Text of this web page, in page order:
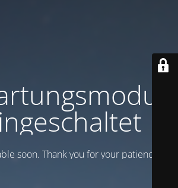
soon. Thank you for your patience!